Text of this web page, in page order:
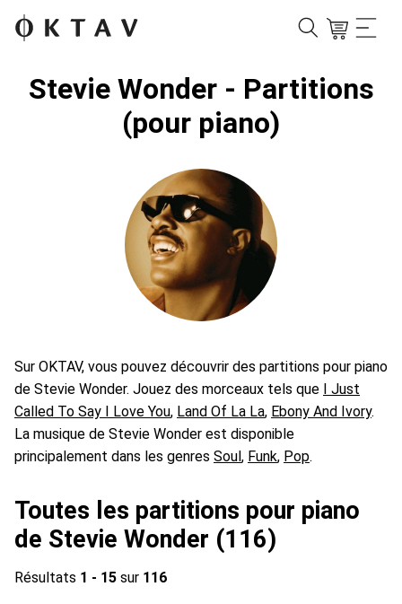
Stevie Wonder - Partitions
(pour piano)
Sur OKTAV, vous pouvez découvrir des partitions pour piano
de Stevie Wonder. Jouez des morceaux tels que I Just
Called To Say I Love You, Land Of La La, Ebony And Ivory.
La musique de Stevie Wonder est disponible
principalement dans les genres Soul, Funk, Pop.
Toutes les partitions pour piano
de Stevie Wonder (116)
Résultats 1 - 15 sur 116